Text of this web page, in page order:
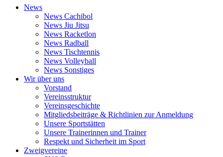
News
News Cachibol
News Jiu Jitsu
News Racketlon
News Radball
News Tischtennis
News Volleyball
News Sonstiges
Wir über uns
Vorstand
Vereinsstruktur
Vereinsgeschichte
Mitgliedsbeiträge & Richtlinien zur Anmeldung
Unsere Sportstätten
Unsere Trainerinnen und Trainer
Respekt und Sicherheit im Sport
Zweigvereine